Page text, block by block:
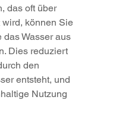
das oft über
können Sie
das Wasser aus
Dies reduziert
den
entsteht, und
Nutzung